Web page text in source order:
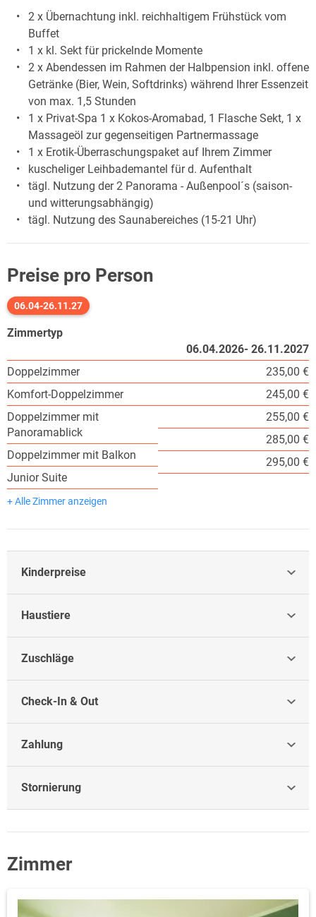
2 x Übernachtung inkl. reichhaltigem Frühstück vom
Buffet
1 x kl. Sekt für prickelnde Momente
2 x Abendessen im Rahmen der Halbpension inkl. offene
Getränke (Bier, Wein, Softdrinks) während Ihrer Essenzeit
von max. 1,5 Stunden
1 x Privat-Spa 1 x Kokos-Aromabad, 1 Flasche Sekt, 1 x
Massageöl zur gegenseitigen Partnermassage
1 x Erotik-Überraschungspaket auf Ihrem Zimmer
kuscheliger Leihbademantel für d. Aufenthalt
tägl. Nutzung der 2 Panorama - Außenpool´s (saison-
und witterungsabhängig)
tägl. Nutzung des Saunabereiches (15-21 Uhr)
Preise pro Person
06.04-26.11.27
Zimmertyp
Doppelzimmer
Komfort-Doppelzimmer
Doppelzimmer mit
Panoramablick
Doppelzimmer mit Balkon
Junior Suite
+ Alle Zimmer anzeigen
06.04.2026- 26.11.2027
235,00 €
245,00 €
255,00 €
285,00 €
295,00 €
Kinderpreise
Haustiere
Zuschläge
Check-In & Out
Zahlung
Stornierung
Zimmer